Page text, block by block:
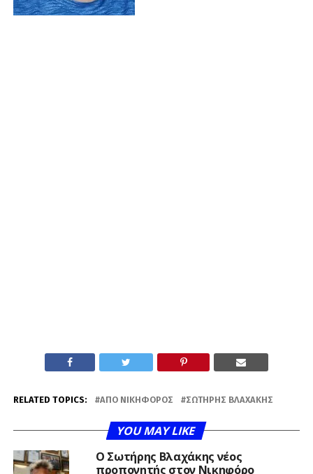
RELATED TOPICS: ΑΠΟ ΝΙΚΗΦΌΡΟΣ ΣΩΤΉΡΗΣ ΒΛΑΧΆΚΗΣ
YOU MAY LIKE
Ο Σωτήρης Βλαχάκης νέος
προπονητής στον Νικηφόρο